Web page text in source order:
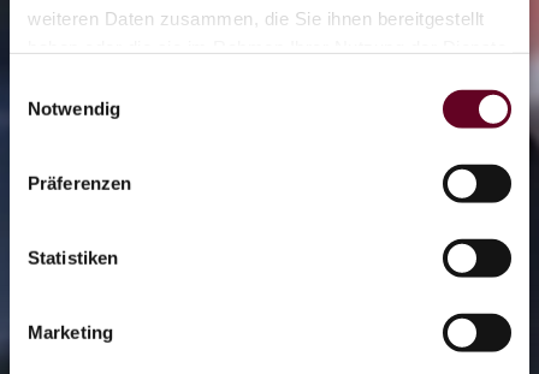
weiteren Daten zusammen, die Sie ihnen bereitgestellt
Notwendig
Präferenzen
Statistiken
Marketing
Flyline
OTHAL
Coaster
DE